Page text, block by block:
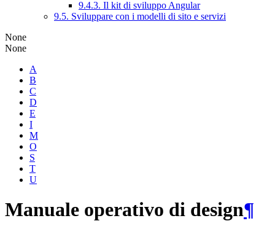
9.4.3. Il kit di sviluppo Angular
9.5. Sviluppare con i modelli di sito e servizi
None
None
A
B
C
D
E
I
M
O
S
T
U
Manuale operativo di design¶